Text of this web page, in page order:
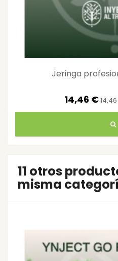
Jeringa
14,46 €
11 otros
misma